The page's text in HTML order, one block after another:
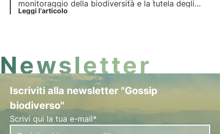
monitoraggio della biodiversità e la tutela degli
ecosistemi. Un progetto di citizen science che, con
Leggi l'articolo
Newsletter
Iscriviti alla newsletter "Gossip
biodiverso"
Scrivi qui la tua e-mail*